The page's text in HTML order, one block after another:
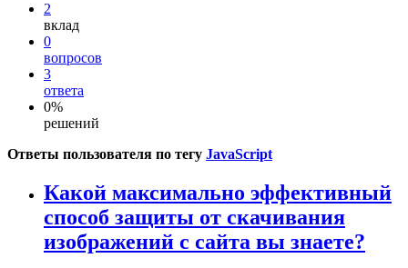
2
вклад
0
вопросов
3
ответа
0%
решений
Ответы пользователя по тегу JavaScript
Какой максимально эффективный
способ защиты от скачивания
изображений с сайта вы знаете?